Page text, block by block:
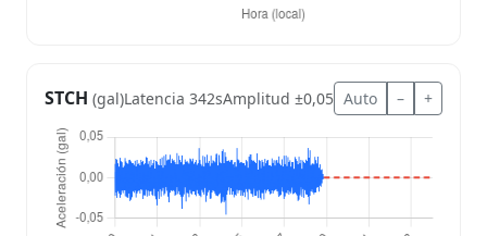
STCH (gal)Latencia 342sAmplitud ±0,05 Auto – +